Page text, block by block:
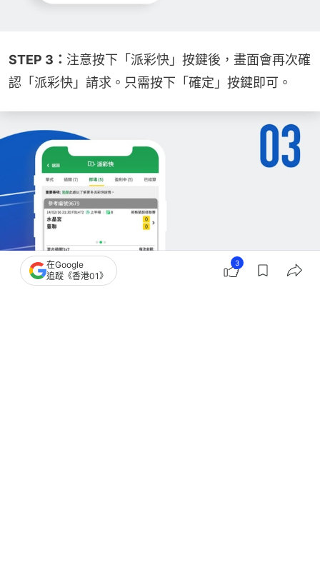
STEP 3： 注意按下「派彩快」按鍵後，畫面會再次確
認「派彩快」請求。只需按下「確定」按鍵即可。
在Google
追蹤《香港01》
3